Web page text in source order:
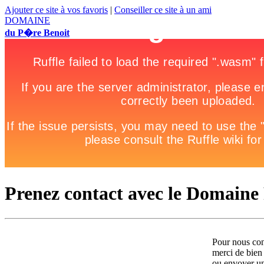
Ajouter ce site à vos favoris | Conseiller ce site à un ami
DOMAINE
du P�re Benoit
Prenez contact avec le
Pour nous
merci de